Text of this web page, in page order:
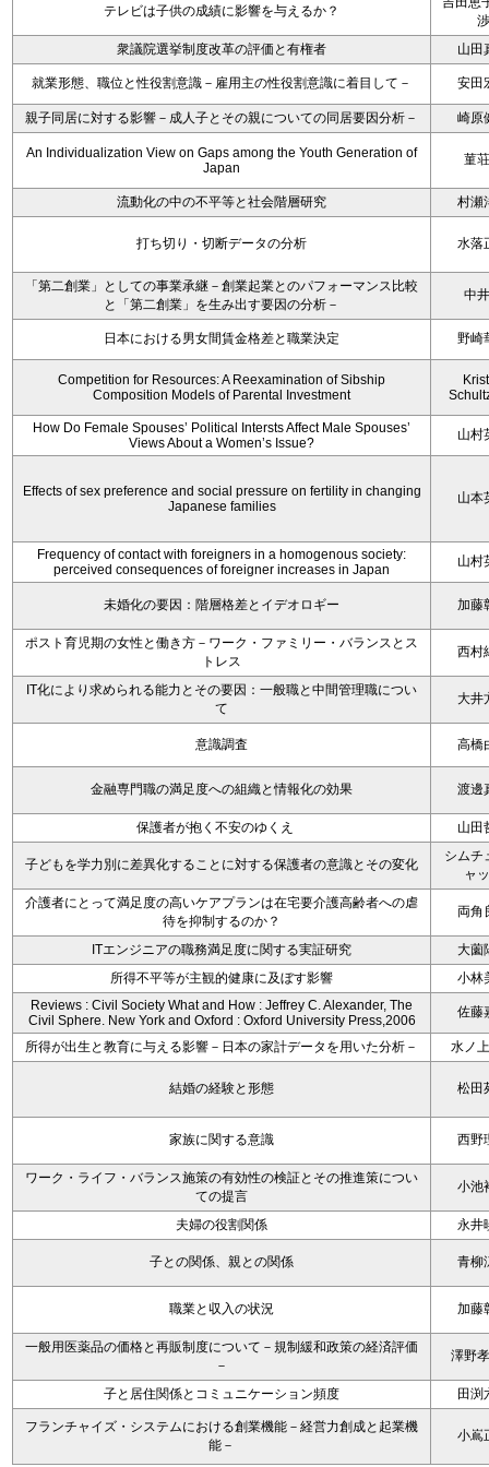
テレビは子供の成績に影響を与えるか？
渉
衆議院選挙制度改革の評価と有権者
山田
就業形態、職位と性役割意識－雇用主の性役割意識に着目して－ 安田
親子同居に対する影響－成人子とその親についての同居要因分析－ 崎原
An Individualization View on Gaps among the Youth Generation of
Japan
菫
流動化の中の不平等と社会階層研究 村瀬
打ち切り・切断データの分析 水落
「第二創業」としての事業承継－創業起業とのパフォーマンス比較
と「第二創業」を生み出す要因の分析－
中
日本における男女間賃金格差と職業決定 野崎
Competition for Resources: A Reexamination of Sibship
Composition Models of Parental Investment
How Do Female Spouses’ Political Intersts Affect Male Spouses’
Views About a Women’s Issue?
山村
Effects of sex preference and social pressure on fertility in changing
Japanese families
山本
Frequency of contact with foreigners in a homogenous society:
perceived consequences of foreigner increases in Japan
山村
未婚化の要因：階層格差とイデオロギー 加藤
ポスト育児期の女性と働き方－ワーク・ファミリー・バランスとス
トレス
西村
IT化により求められる能力とその要因：一般職と中間管理職につい
て
大井
意識調査 高橋
金融専門職の満足度への組織と情報化の効果 渡邊
保護者が抱く不安のゆくえ 山田
子どもを学力別に差異化することに対する保護者の意識とその変化
シムチ
ャ
介護者にとって満足度の高いケアプランは在宅要介護高齢者への虐
待を抑制するのか？
両角
ITエンジニアの職務満足度に関する実証研究
大薗
所得不平等が主観的健康に及ぼす影響
小林
Reviews : Civil Society What and How : Jeffrey C. Alexander, The
Civil Sphere. New York and Oxford : Oxford University Press,2006
佐藤
所得が出生と教育に与える影響－日本の家計データを用いた分析－ 水ノ
結婚の経験と形態 松田
家族に関する意識 西野
ワーク・ライフ・バランス施策の有効性の検証とその推進策につい
ての提言
小池
夫婦の役割関係 永井
子との関係、親との関係 青柳
職業と収入の状況 加藤
一般用医薬品の価格と再販制度について－規制緩和政策の経済評価
－
澤野
子と居住関係とコミュニケーション頻度 田渕
フランチャイズ・システムにおける創業機能－経営力創成と起業機
能－
小嶌